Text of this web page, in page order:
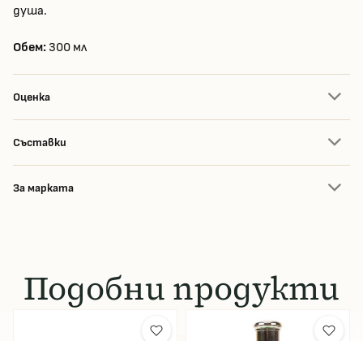
душа.
Обем: 300 мл
Оценка
Съставки
За марката
Подобни продукти